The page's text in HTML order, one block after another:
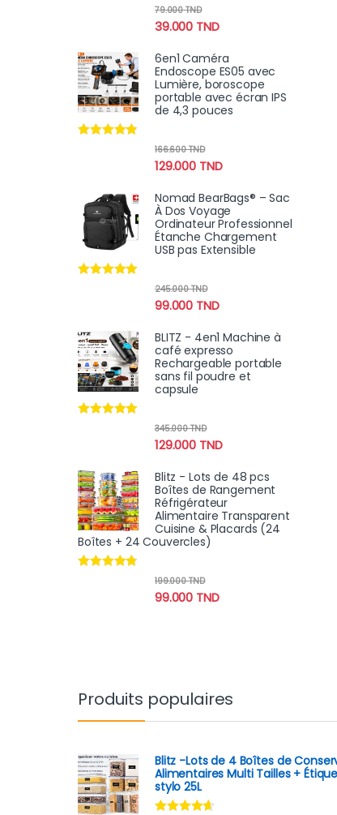
Note4.78
39.000 TND
79.000TND
6en1 Caméra
Endoscope ES05 avec
Lumière, boroscope
portable avec écran IPS
de 4,3 pouces
129.000 TND
166.600TND
Nomad BearBags® – Sac
À Dos Voyage
Ordinateur Professionnel
Étanche Chargement
USB pas Extensible
99.000 TND
245.000TND
BLITZ - 4en1 Machine à
café expresso
Rechargeable portable
sans fil poudre et
capsule
129.000 TND
345.000TND
Blitz - Lots de 48 pcs
Boîtes de Rangement
Réfrigérateur
Alimentaire Transparent
Cuisine & Placards (24
Boîtes + 24 Couvercles)
99.000 TND
199.000TND
Produits populaires
Blitz -Lots de 4 Boîtes de
Alimentaires Multi Tailles +
stylo 25L